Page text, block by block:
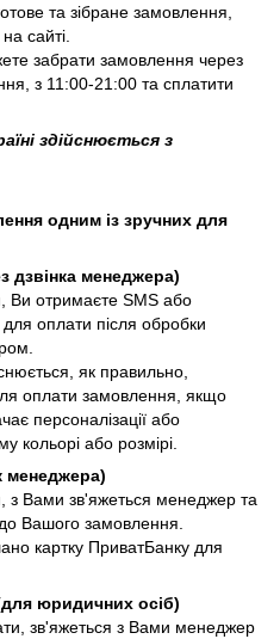
та зібране замовлення,
сайті.
забрати замовлення через
з 11:00-21:00 та сплатити
здійснюється з
одним із зручних для
дзвінка менеджера)
Ви отримаєте SMS або
оплати після обробки
як правильно,
оплати замовлення, якщо
персоналізації або
кольорі або розмірі.
менеджера)
з Вами зв'яжеться менеджер та
Вашого замовлення.
картку ПриватБанку для
юридичних осіб)
зв'яжеться з Вами менеджер